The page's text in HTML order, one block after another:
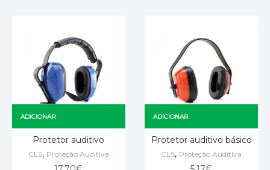
ADICIONAR
Protetor auditivo
CLS, Proteção Auditiva
ADICIONAR
Protetor auditivo básico
CLS, Proteção Auditiva